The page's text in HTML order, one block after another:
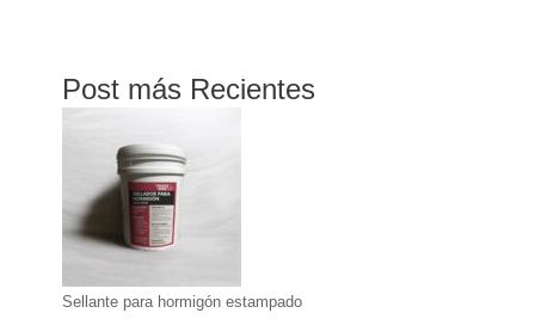
Post más Recientes
Sellante para hormigón estampado